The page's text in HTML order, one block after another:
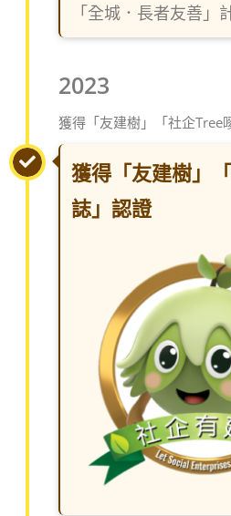
「全城．長者友善」
2023
獲得「友建樹」「社企Tree
獲得「友建樹」
誌」認證